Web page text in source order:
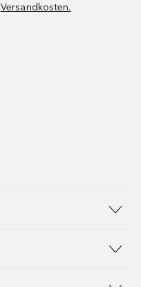
Versandkosten.